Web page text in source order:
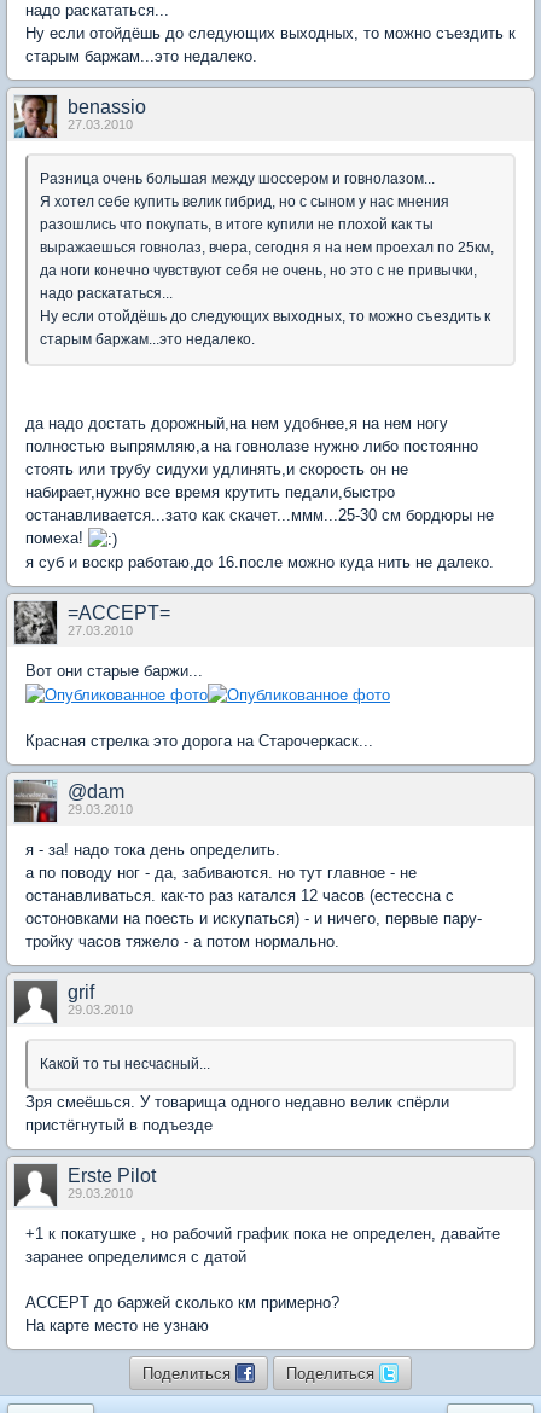
надо раскататься...
Ну если отойдёшь до следующих выходных, то можно съездить к
старым баржам...это недалеко.
benassio
27.03.2010
Разница очень большая между шоссером и говнолазом...
Я хотел себе купить велик гибрид, но с сыном у нас мнения
разошлись что покупать, в итоге купили не плохой как ты
выражаешься говнолаз, вчера, сегодня я на нем проехал по 25км,
да ноги конечно чувствуют себя не очень, но это с не привычки,
надо раскататься...
Ну если отойдёшь до следующих выходных, то можно съездить к
старым баржам...это недалеко.
да надо достать дорожный,на нем удобнее,я на нем ногу
полностью выпрямляю,а на говнолазе нужно либо постоянно
стоять или трубу сидухи удлинять,и скорость он не
набирает,нужно все время крутить педали,быстро
останавливается...зато как скачет...ммм...25-30 см бордюры не
помеха!
я суб и воскр работаю,до 16.после можно куда нить не далеко.
=ACCEPT=
27.03.2010
Вот они старые баржи...
Красная стрелка это дорога на Старочеркаск...
@dam
29.03.2010
я - за! надо тока день определить.
а по поводу ног - да, забиваются. но тут главное - не
останавливаться. как-то раз катался 12 часов (естессна с
остоновками на поесть и искупаться) - и ничего, первые пару-
тройку часов тяжело - а потом нормально.
grif
29.03.2010
Какой то ты несчасный...
Зря смеёшься. У товарища одного недавно велик спёрли
пристёгнутый в подъезде
Erste Pilot
29.03.2010
+1 к покатушке , но рабочий график пока не определен, давайте
заранее определимся с датой
ACCEPT до баржей сколько км примерно?
На карте место не узнаю
Поделиться Поделиться